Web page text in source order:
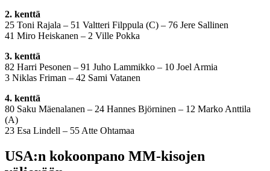
2. kenttä
25 Toni Rajala – 51 Valtteri Filppula (C) – 76 Jere Sallinen
41 Miro Heiskanen – 2 Ville Pokka
3. kenttä
82 Harri Pesonen – 91 Juho Lammikko – 10 Joel Armia
3 Niklas Friman – 42 Sami Vatanen
4. kenttä
80 Saku Mäenalanen – 24 Hannes Björninen – 12 Marko Anttila
(A)
23 Esa Lindell – 55 Atte Ohtamaa
USA:n kokoonpano MM-kisojen